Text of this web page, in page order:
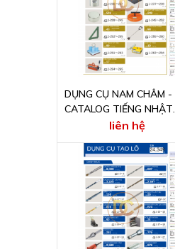
DỤNG CỤ NAM CHÂM -
CATALOG TIẾNG NHẬT
liên hệ